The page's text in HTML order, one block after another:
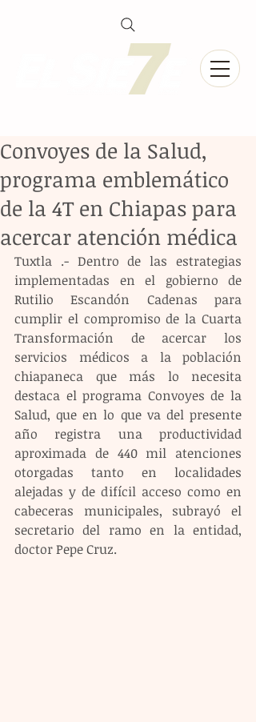
Convoyes de la Salud,
programa emblemático
de la 4T en Chiapas para
acercar atención médica
Tuxtla .- Dentro de las estrategias
implementadas en el gobierno de
Rutilio Escandón Cadenas para
cumplir el compromiso de la Cuarta
Transformación de acercar los
servicios médicos a la población
chiapaneca que más lo necesita
destaca el programa Convoyes de la
Salud, que en lo que va del presente
año registra una productividad
aproximada de 440 mil atenciones
otorgadas tanto en localidades
alejadas y de difícil acceso como en
cabeceras municipales, subrayó el
secretario del ramo en la entidad,
doctor Pepe Cruz.